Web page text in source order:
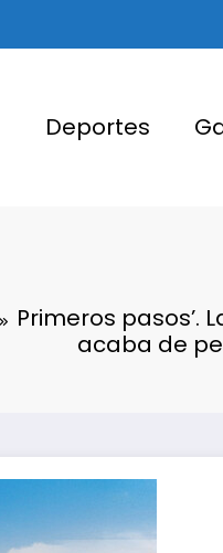
Deportes
Primeros pasos’.
acaba de